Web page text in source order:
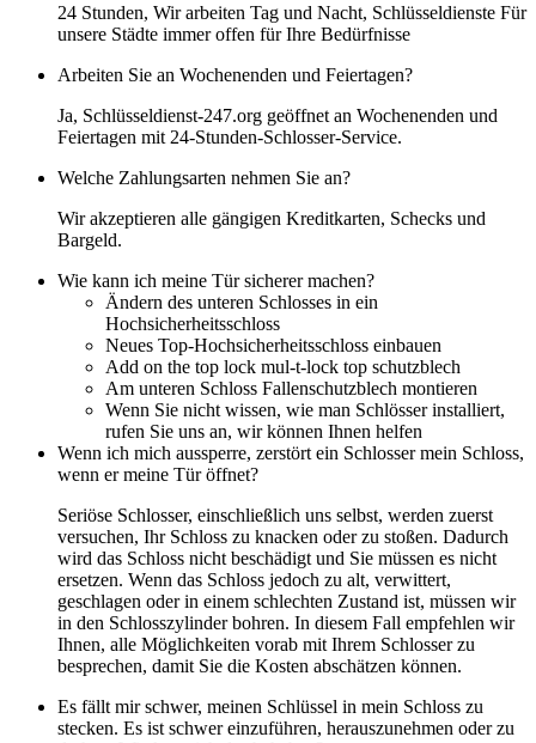
24 Stunden, Wir arbeiten Tag und Nacht, Schlüsseldienste Für
unsere Städte immer offen für Ihre Bedürfnisse
Arbeiten Sie an Wochenenden und Feiertagen?
Ja, Schlüsseldienst-247.org geöffnet an Wochenenden und
Feiertagen mit 24-Stunden-Schlosser-Service.
Welche Zahlungsarten nehmen Sie an?
Wir akzeptieren alle gängigen Kreditkarten, Schecks und
Bargeld.
Wie kann ich meine Tür sicherer machen?
Ändern des unteren Schlosses in ein
Hochsicherheitsschloss
Neues Top-Hochsicherheitsschloss einbauen
Add on the top lock mul-t-lock top schutzblech
Am unteren Schloss Fallenschutzblech montieren
Wenn Sie nicht wissen, wie man Schlösser installiert,
rufen Sie uns an, wir können Ihnen helfen
Wenn ich mich aussperre, zerstört ein Schlosser mein Schloss,
wenn er meine Tür öffnet?
Seriöse Schlosser, einschließlich uns selbst, werden zuerst
versuchen, Ihr Schloss zu knacken oder zu stoßen. Dadurch
wird das Schloss nicht beschädigt und Sie müssen es nicht
ersetzen. Wenn das Schloss jedoch zu alt, verwittert,
geschlagen oder in einem schlechten Zustand ist, müssen wir
in den Schlosszylinder bohren. In diesem Fall empfehlen wir
Ihnen, alle Möglichkeiten vorab mit Ihrem Schlosser zu
besprechen, damit Sie die Kosten abschätzen können.
Es fällt mir schwer, meinen Schlüssel in mein Schloss zu
stecken. Es ist schwer einzuführen, herauszunehmen oder zu